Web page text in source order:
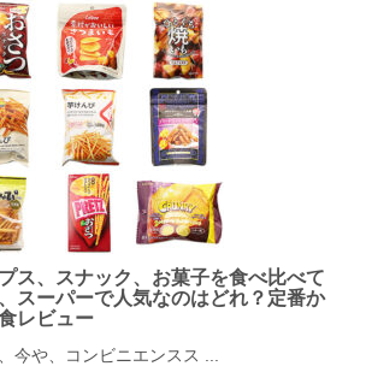
ス、スナック、お菓子を食べ比べて
スーパーで人気なのはどれ？定番か
レビュー
今や、コンビニエンスス ...